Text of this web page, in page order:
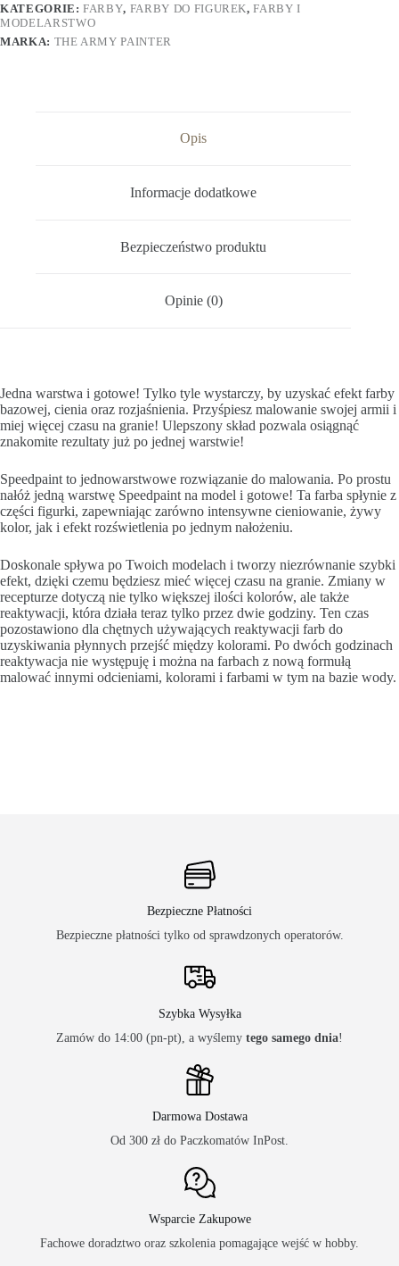
KATEGORIE:FARBY, FARBY DO FIGUREK,FARBY I
MODELARSTWO
MARKA: THE ARMY PAINTER
Opis
Informacje dodatkowe
Bezpieczeństwo produktu
Opinie (0)
Jedna warstwa i gotowe! Tylko tyle wystarczy, by uzyskać efekt farby
bazowej, cienia oraz rozjaśnienia. Przyśpiesz malowanie swojej armii i
miej więcej czasu na granie! Ulepszony skład pozwala osiągnąć
znakomite rezultaty już po jednej warstwie!
Speedpaint to jednowarstwowe rozwiązanie do malowania. Po prostu
nałóż jedną warstwę Speedpaint na model i gotowe! Ta farba spłynie z
części figurki, zapewniając zarówno intensywne cieniowanie, żywy
kolor, jak i efekt rozświetlenia po jednym nałożeniu.
Doskonale spływa po Twoich modelach i tworzy niezrównanie szybki
efekt, dzięki czemu będziesz mieć więcej czasu na granie. Zmiany w
recepturze dotyczą nie tylko większej ilości kolorów, ale także
reaktywacji, która działa teraz tylko przez dwie godziny. Ten czas
pozostawiono dla chętnych używających reaktywacji farb do
uzyskiwania płynnych przejść między kolorami. Po dwóch godzinach
reaktywacja nie występuję i można na farbach z nową formułą
malować innymi odcieniami, kolorami i farbami w tym na bazie wody.
Bezpieczne Płatności
Bezpieczne płatności tylko od sprawdzonych operatorów.
Szybka Wysyłka
Zamów do 14:00 (pn-pt), a wyślemy tego samego dnia!
Darmowa Dostawa
Od 300 zł do Paczkomatów InPost.
Wsparcie Zakupowe
Fachowe doradztwo oraz szkolenia pomagające wejść w hobby.